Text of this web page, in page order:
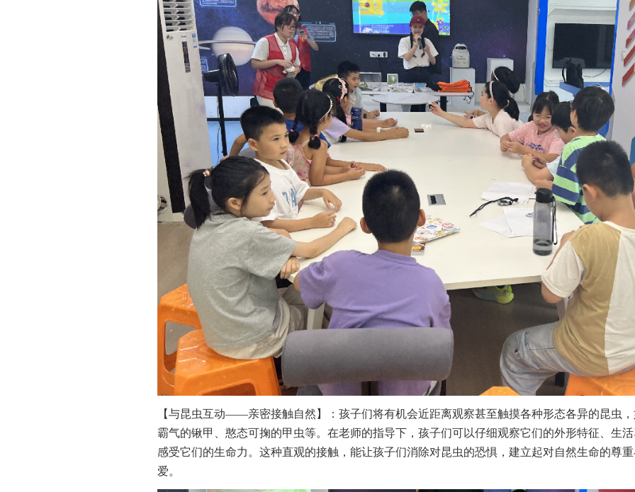
【与昆虫互动——亲密接触自然】：孩子们将有机会近距离观察甚至触摸各种形态各异的昆虫
霸气的锹甲、憨态可掬的甲虫等。在老师的指导下，孩子们可以仔细观察它们的外形特征、生
感受它们的生命力。这种直观的接触，能让孩子们消除对昆虫的恐惧，建立起对自然生命的尊
爱。